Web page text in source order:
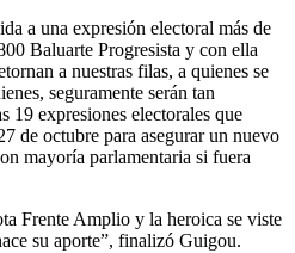
a una expresión electoral más de
Baluarte Progresista y con ella
a nuestras filas, a quienes se
seguramente serán tan
19 expresiones electorales que
de octubre para asegurar un nuevo
mayoría parlamentaria si fuera
Frente Amplio y la heroica se viste
su aporte”, finalizó Guigou.